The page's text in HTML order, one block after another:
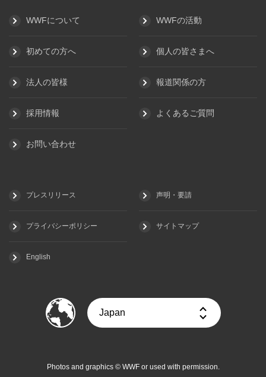
WWFについて WWFの活動
初めての方へ 個人の皆さまへ
法人の皆様 報道関係の方
採用情報 よくあるご質問
お問い合わせ
プレスリリース 声明・要請
プライバシーポリシー サイトマップ
English
Photos and graphics © WWF or used with permission.